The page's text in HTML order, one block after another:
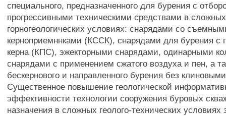
специального, предназначенного для бурения с
прогрессивными техническими средствами в сложных
горногеологических условиях: снарядами со
керноприемннками (КССК), снарядами для бурения с
керна (КПС), эжекторными снарядами, одинарными
снарядами с применением сжатого воздуха и пен, а
бескернового и направленного бурения без
Существенное повышение геологической
эффективности технологии сооружения буровых
назначения в сложных геолого-технических условиях